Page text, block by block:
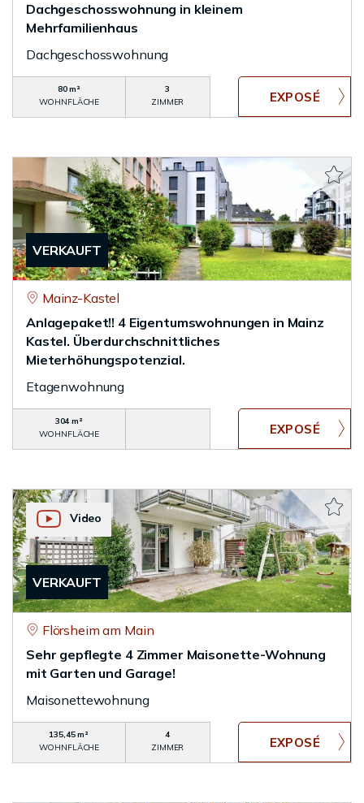
Dachgeschosswohnung in kleinem
Mehrfamilienhaus
Dachgeschosswohnung
80 m²
WOHNFLÄCHE
3
ZIMMER
VERKAUFT
Mainz-Kastel
Anlagepaket!! 4 Eigentumswohnungen in Mainz
Kastel. Überdurchschnittliches
Mieterhöhungspotenzial.
Etagenwohnung
304 m²
WOHNFLÄCHE
VERKAUFT
Video
Flörsheim am Main
Sehr gepflegte 4 Zimmer Maisonette-Wohnung
mit Garten und Garage!
Maisonettewohnung
135,45 m²
WOHNFLÄCHE
4
ZIMMER